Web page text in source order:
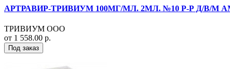
АРТРАВИР-ТРИВИУМ 100МГ/МЛ. 2МЛ. №10 Р-Р Д/В/М
ТРИВИУМ ООО
от 1 558.00 р.
Под заказ